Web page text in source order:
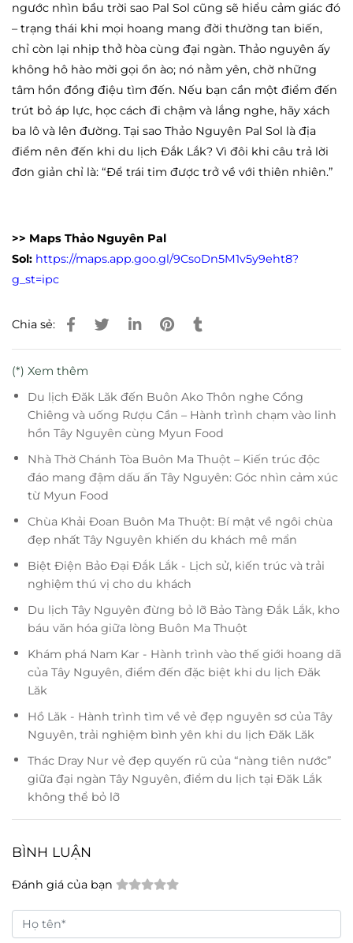
ngước nhìn bầu trời sao Pal Sol cũng sẽ hiểu cảm giác đó
– trạng thái khi mọi hoang mang đời thường tan biến,
chỉ còn lại nhịp thở hòa cùng đại ngàn. Thảo nguyên ấy
không hô hào mời gọi ồn ào; nó nằm yên, chờ những
tâm hồn đồng điệu tìm đến. Nếu bạn cần một điểm đến
trút bỏ áp lực, học cách đi chậm và lắng nghe, hãy xách
ba lô và lên đường. Tại sao Thảo Nguyên Pal Sol là địa
điểm nên đến khi du lịch Đắk Lắk? Vì đôi khi câu trả lời
đơn giản chỉ là: “Để trái tim được trở về với thiên nhiên.”
>> Maps Thảo Nguyên Pal
Sol: https://maps.app.goo.gl/9CsoDn5M1v5y9eht8?
g_st=ipc
Chia sẻ:
(*) Xem thêm
Du lịch Đăk Lăk đến Buôn Ako Thôn nghe Cồng
Chiêng và uống Rượu Cần – Hành trình chạm vào linh
hồn Tây Nguyên cùng Myun Food
Nhà Thờ Chánh Tòa Buôn Ma Thuột – Kiến trúc độc
đáo mang đậm dấu ấn Tây Nguyên: Góc nhìn cảm xúc
từ Myun Food
Chùa Khải Đoan Buôn Ma Thuột: Bí mật về ngôi chùa
đẹp nhất Tây Nguyên khiến du khách mê mẩn
Biệt Điện Bảo Đại Đắk Lắk - Lịch sử, kiến trúc và trải
nghiệm thú vị cho du khách
Du lịch Tây Nguyên đừng bỏ lỡ Bảo Tàng Đắk Lắk, kho
báu văn hóa giữa lòng Buôn Ma Thuột
Khám phá Nam Kar - Hành trình vào thế giới hoang dã
của Tây Nguyên, điểm đến đặc biệt khi du lịch Đăk
Lăk
Hồ Lăk - Hành trình tìm về vẻ đẹp nguyên sơ của Tây
Nguyên, trải nghiệm bình yên khi du lịch Đăk Lăk
Thác Dray Nur vẻ đẹp quyến rũ của “nàng tiên nước”
giữa đại ngàn Tây Nguyên, điểm du lịch tại Đăk Lắk
không thể bỏ lỡ
BÌNH LUẬN
Đánh giá của bạn